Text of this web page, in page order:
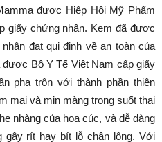
được Hiệp Hội Mỹ Phẩm
giấy chứng nhận. Kem đã được
đạt qui định về an toàn của
Bộ Y Tế Việt Nam cấp giấy
pha trộn với thành phần thiện
mại và mịn màng trong suốt thai
nhàng của hoa cúc, và dễ dàng
gây rít hay bít lỗ chân lông. Với